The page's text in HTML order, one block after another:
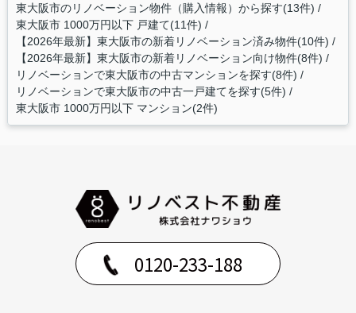
東大阪市のリノベーション物件（購入情報）から探す(13件)
東大阪市 1000万円以下 戸建て(11件)
【2026年最新】東大阪市の新着リノベーション済み物件(10件)
【2026年最新】東大阪市の新着リノベーション向け物件(8件)
リノベーションで東大阪市の中古マンションを探す(8件)
リノベーションで東大阪市の中古一戸建てを探す(5件)
東大阪市 1000万円以下 マンション(2件)
0120-233-188